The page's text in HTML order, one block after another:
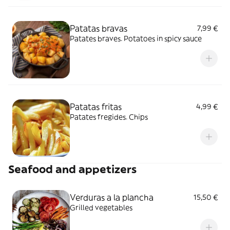
Patatas bravas
7,99 €
Patates braves. Potatoes in spicy sauce
Patatas fritas
4,99 €
Patates fregides. Chips
Seafood and appetizers
Verduras a la plancha
15,50 €
Grilled vegetables